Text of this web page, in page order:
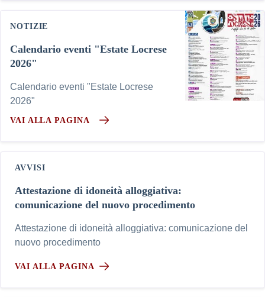
NOTIZIE
Calendario eventi "Estate Locrese
2026"
Calendario eventi "Estate Locrese
2026"
VAI ALLA PAGINA
AVVISI
Attestazione di idoneità alloggiativa:
comunicazione del nuovo procedimento
Attestazione di idoneità alloggiativa: comunicazione del
nuovo procedimento
VAI ALLA PAGINA